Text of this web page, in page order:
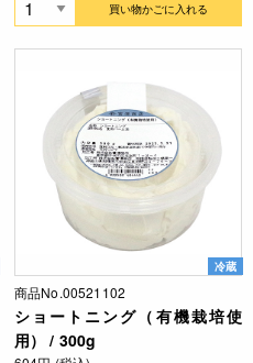
買い物かごに入れる
冷蔵
商品No.00521102
ショートニング（有機栽培使
用） / 300g